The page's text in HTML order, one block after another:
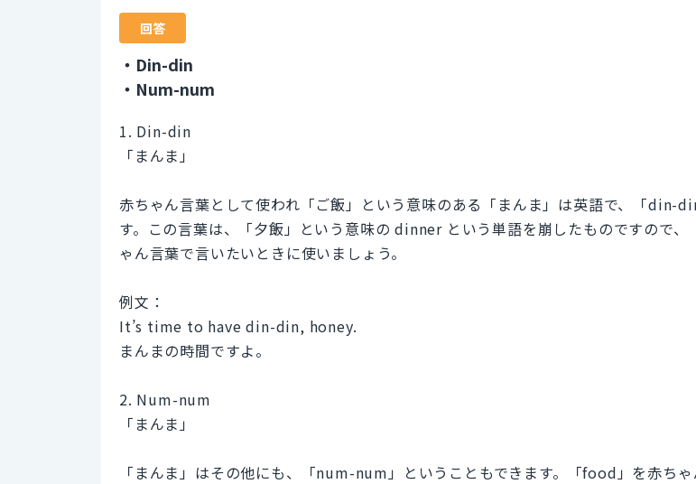
回答
・Din-din
・Num-num
1. Din-din
「まんま」
赤ちゃん言葉として使われ「ご飯」という意味のある「まんま」は英語で、「din-
す。この言葉は、「夕飯」という意味の dinner という単語を崩したものですので、
ゃん言葉で言いたいときに使いましょう。
例文：
It’s time to have din-din, honey.
まんまの時間ですよ。
2. Num-num
「まんま」
「まんま」はその他にも、「num-num」ということもできます。「food」を赤ち